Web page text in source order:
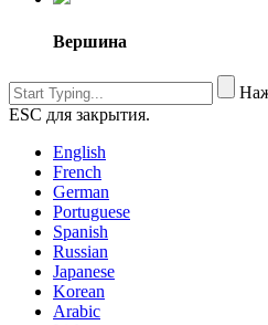
Вершина
ESC для закрытия.
English
French
German
Portuguese
Spanish
Russian
Japanese
Korean
Arabic